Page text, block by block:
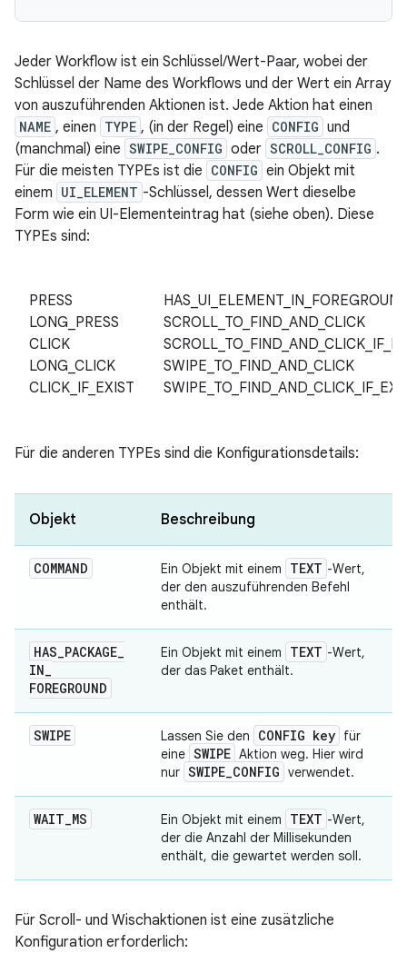
Jeder Workflow ist ein Schlüssel/Wert-Paar, wobei der
Schlüssel der Name des Workflows und der Wert ein Array
von auszuführenden Aktionen ist. Jede Aktion hat einen
NAME , einen TYPE , (in der Regel) eine CONFIG und
(manchmal) eine SWIPE_CONFIG oder SCROLL_CONFIG .
Für die meisten TYPEs ist die CONFIG ein Objekt mit
einem UI_ELEMENT -Schlüssel, dessen Wert dieselbe
Form wie ein UI-Elementeintrag hat (siehe oben). Diese
TYPEs sind:
PRESS
LONG_PRESS
CLICK
LONG_CLICK
CLICK_IF_EXIST
SCROLL_TO_FIND_AND_CLICK
SWIPE_TO_FIND_AND_CLICK
Für die anderen TYPEs sind die Konfigurationsdetails:
Objekt Beschreibung
COMMAND Ein Objekt mit einem TEXT -Wert,
der den auszuführenden Befehl
enthält.
HAS_PACKAGE_
IN_
FOREGROUND
Ein Objekt mit einem TEXT -Wert,
der das Paket enthält.
SWIPE Lassen Sie den CONFIG key für
eine SWIPE Aktion weg. Hier wird
nur SWIPE_CONFIG verwendet.
WAIT_MS Ein Objekt mit einem TEXT -Wert,
der die Anzahl der Millisekunden
enthält, die gewartet werden soll.
Für Scroll- und Wischaktionen ist eine zusätzliche
Konfiguration erforderlich: